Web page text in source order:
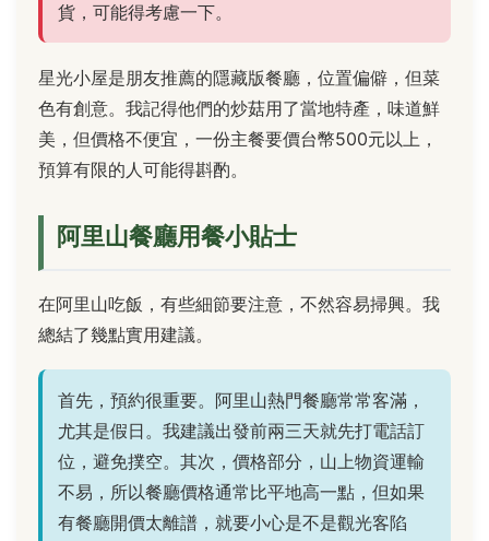
貨，可能得考慮一下。
星光小屋是朋友推薦的隱藏版餐廳，位置偏僻，但菜
色有創意。我記得他們的炒菇用了當地特產，味道鮮
美，但價格不便宜，一份主餐要價台幣500元以上，
預算有限的人可能得斟酌。
阿里山餐廳用餐小貼士
在阿里山吃飯，有些細節要注意，不然容易掃興。我
總結了幾點實用建議。
首先，預約很重要。阿里山熱門餐廳常常客滿，
尤其是假日。我建議出發前兩三天就先打電話訂
位，避免撲空。其次，價格部分，山上物資運輸
不易，所以餐廳價格通常比平地高一點，但如果
有餐廳開價太離譜，就要小心是不是觀光客陷